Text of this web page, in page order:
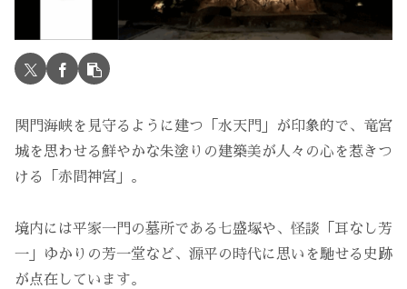
関門海峡を見守るように建つ「水天門」が印象的で、竜宮
城を思わせる鮮やかな朱塗りの建築美が人々の心を惹きつ
ける「赤間神宮」。
境内には平家一門の墓所である七盛塚や、怪談「耳なし芳
一」ゆかりの芳一堂など、源平の時代に思いを馳せる史跡
が点在しています。